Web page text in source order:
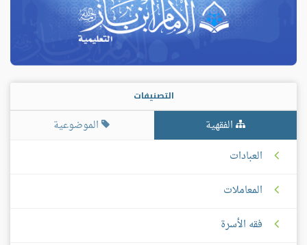
التصنيفات
الفقهية
الموضوعية
العبادات
المعاملات
فقه الأسرة